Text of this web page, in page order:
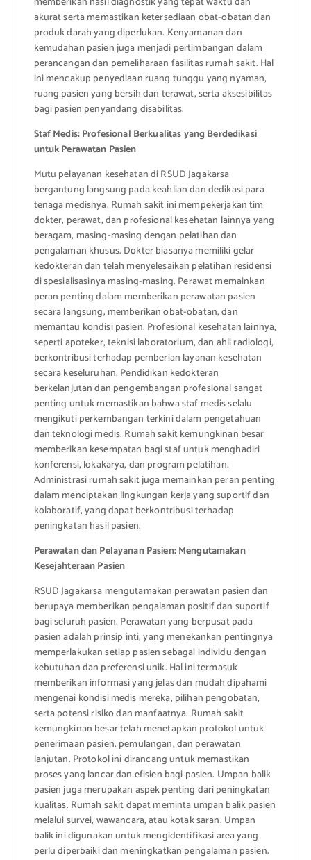
akurat serta memastikan ketersediaan obat-obatan dan
produk darah yang diperlukan. Kenyamanan dan
kemudahan pasien juga menjadi pertimbangan dalam
perancangan dan pemeliharaan fasilitas rumah sakit. Hal
ini mencakup penyediaan ruang tunggu yang nyaman,
ruang pasien yang bersih dan terawat, serta aksesibilitas
bagi pasien penyandang disabilitas.
Staf Medis: Profesional Berkualitas yang Berdedikasi
untuk Perawatan Pasien
Mutu pelayanan kesehatan di RSUD Jagakarsa
bergantung langsung pada keahlian dan dedikasi para
tenaga medisnya. Rumah sakit ini mempekerjakan tim
dokter, perawat, dan profesional kesehatan lainnya yang
beragam, masing-masing dengan pelatihan dan
pengalaman khusus. Dokter biasanya memiliki gelar
kedokteran dan telah menyelesaikan pelatihan residensi
di spesialisasinya masing-masing. Perawat memainkan
peran penting dalam memberikan perawatan pasien
secara langsung, memberikan obat-obatan, dan
memantau kondisi pasien. Profesional kesehatan lainnya,
seperti apoteker, teknisi laboratorium, dan ahli radiologi,
berkontribusi terhadap pemberian layanan kesehatan
secara keseluruhan. Pendidikan kedokteran
berkelanjutan dan pengembangan profesional sangat
penting untuk memastikan bahwa staf medis selalu
mengikuti perkembangan terkini dalam pengetahuan
dan teknologi medis. Rumah sakit kemungkinan besar
memberikan kesempatan bagi staf untuk menghadiri
konferensi, lokakarya, dan program pelatihan.
Administrasi rumah sakit juga memainkan peran penting
dalam menciptakan lingkungan kerja yang suportif dan
kolaboratif, yang dapat berkontribusi terhadap
peningkatan hasil pasien.
Perawatan dan Pelayanan Pasien: Mengutamakan
Kesejahteraan Pasien
RSUD Jagakarsa mengutamakan perawatan pasien dan
berupaya memberikan pengalaman positif dan suportif
bagi seluruh pasien. Perawatan yang berpusat pada
pasien adalah prinsip inti, yang menekankan pentingnya
memperlakukan setiap pasien sebagai individu dengan
kebutuhan dan preferensi unik. Hal ini termasuk
memberikan informasi yang jelas dan mudah dipahami
mengenai kondisi medis mereka, pilihan pengobatan,
serta potensi risiko dan manfaatnya. Rumah sakit
kemungkinan besar telah menetapkan protokol untuk
penerimaan pasien, pemulangan, dan perawatan
lanjutan. Protokol ini dirancang untuk memastikan
proses yang lancar dan efisien bagi pasien. Umpan balik
pasien juga merupakan aspek penting dari peningkatan
kualitas. Rumah sakit dapat meminta umpan balik pasien
melalui survei, wawancara, atau kotak saran. Umpan
balik ini digunakan untuk mengidentifikasi area yang
perlu diperbaiki dan meningkatkan pengalaman pasien.